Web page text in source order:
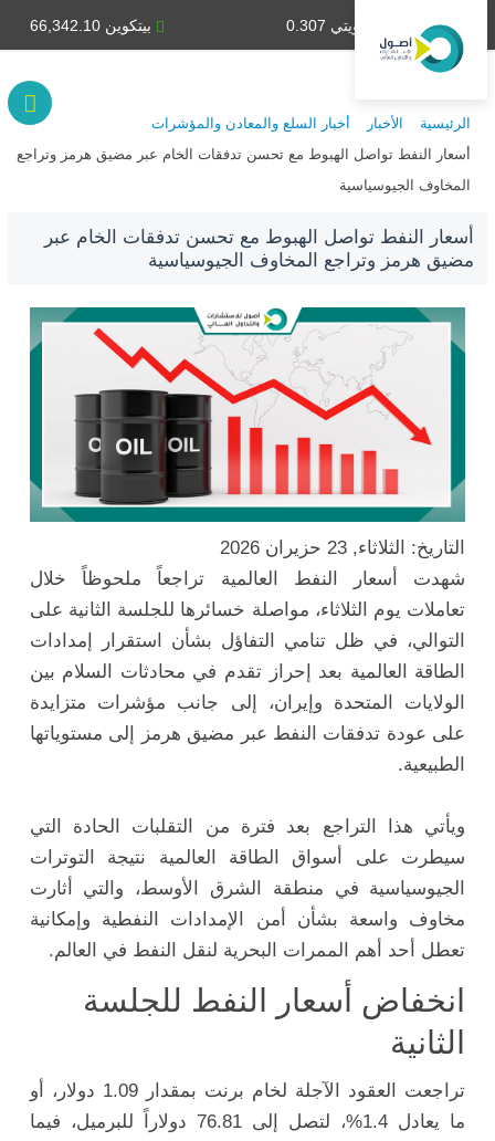
بيتكوين 66,342.10 دينار كويتي 0.307
الرئيسية الأخبار
أخبار السلع والمعادن والمؤشرات
أسعار النفط تواصل الهبوط مع تحسن تدفقات الخام عبر مضيق هرمز وتراجع
المخاوف الجيوسياسية
أسعار النفط تواصل الهبوط مع تحسن تدفقات الخام عبر
مضيق هرمز وتراجع المخاوف الجيوسياسية
التاريخ: الثلاثاء, 23 حزيران 2026
شهدت أسعار النفط العالمية تراجعاً ملحوظاً خلال
تعاملات يوم الثلاثاء، مواصلة خسائرها للجلسة الثانية على
التوالي، في ظل تنامي التفاؤل بشأن استقرار إمدادات
الطاقة العالمية بعد إحراز تقدم في محادثات السلام بين
الولايات المتحدة وإيران، إلى جانب مؤشرات متزايدة
على عودة تدفقات النفط عبر مضيق هرمز إلى مستوياتها
الطبيعية.
ويأتي هذا التراجع بعد فترة من التقلبات الحادة التي
سيطرت على أسواق الطاقة العالمية نتيجة التوترات
الجيوسياسية في منطقة الشرق الأوسط، والتي أثارت
مخاوف واسعة بشأن أمن الإمدادات النفطية وإمكانية
تعطل أحد أهم الممرات البحرية لنقل النفط في العالم.
انخفاض أسعار النفط للجلسة
الثانية
تراجعت العقود الآجلة لخام برنت بمقدار 1.09 دولار، أو
ما يعادل 1.4%، لتصل إلى 76.81 دولاراً للبرميل، فيما